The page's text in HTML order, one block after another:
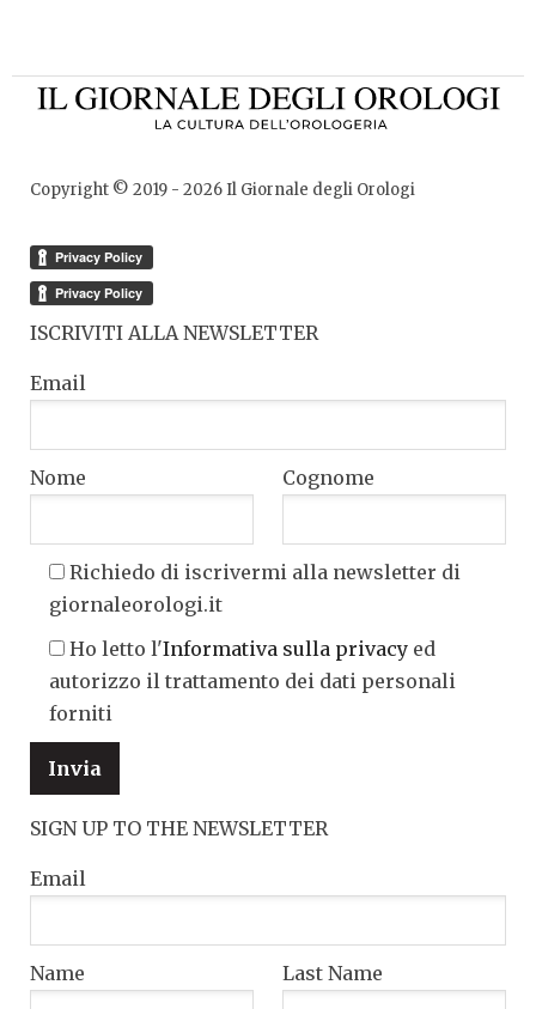
Copyright © 2019 - 2026Il Giornale degli Orologi
ISCRIVITI ALLA NEWSLETTER
Email
Nome Cognome
Richiedo di iscrivermi alla newsletter di
giornaleorologi.it
Ho letto l'Informativa sulla privacy ed
autorizzo il trattamento dei dati personali
forniti
SIGN UP TO THE NEWSLETTER
Email
Name Last Name